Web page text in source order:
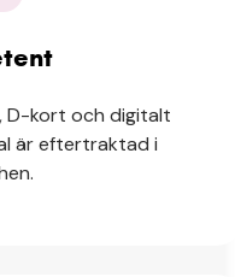
D-kort och digitalt
är eftertraktad i